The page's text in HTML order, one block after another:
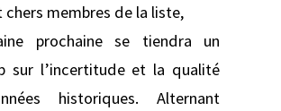
chers membres de la liste,
prochaine se tiendra un
sur l’incertitude et la qualité
historiques. Alternant